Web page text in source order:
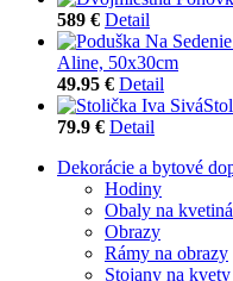
589 € Detail
Aline, 50x30cm
49.95 € Detail
79.9 € Detail
Dekorácie a bytové
Hodiny
Obaly na
Obrazy
Rámy na obrazy
Stojany na kvety